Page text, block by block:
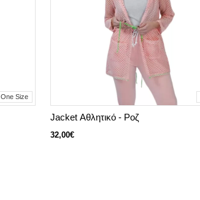
One Size
Jacket Αθλητικό - Ροζ
32,00€